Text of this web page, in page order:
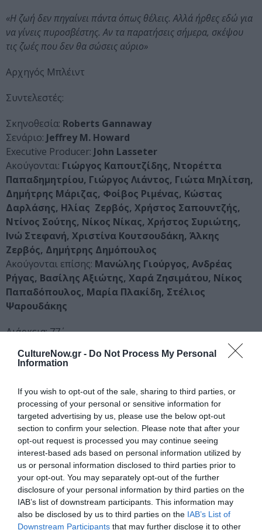
CultureNow.gr - Do Not Process My Personal
Information
If you wish to opt-out of the sale, sharing to third parties, or
processing of your personal or sensitive information for
targeted advertising by us, please use the below opt-out
section to confirm your selection. Please note that after your
opt-out request is processed you may continue seeing
interest-based ads based on personal information utilized by
us or personal information disclosed to third parties prior to
your opt-out. You may separately opt-out of the further
disclosure of your personal information by third parties on the
IAB’s list of downstream participants. This information may
also be disclosed by us to third parties on the IAB’s List of
Downstream Participants that may further disclose it to other
«Η ζωή δεν πηγαίνει πάντα όπως θέλεις. Αλλά ήρθες εδώ για
να γίνεις πυροσβέστης. Αν τα παρατήσεις σήμερα, σκέψου
τις ζωές που δεν θα σώσεις αύριο»
Αρχηγός Μπλέιντ
Συντελεστές:
Σκηνοθεσία: Roberts Gannaway
Σενάριο: Jeffrey M. Howard
Executive Producer: John Lasseter
Ακούγονται: Γιώργος Καπουτζίδης, Ντορέττα
Παπαδημητρίου, Γιώργος Λιάντος, Γιώτα Μηλίτση,
Δημήτρης Μάριζας, Φοίβος Ριμένας, Κώστας
Δαρλάσης, Ηλίας Ζερβός, Χρήστος Σαπουντζής,
Ντίνος Σούτης, Νίκος Νίκας, Χρήστος Συριώτης,
Ινώ Στεφανή, Χριστίνα Κουτσουδάκη, Άλκης
Ζερβός, Δημήτρης Δημόπουλος
Ακούγονται επίσης: Μανώλης Γιούργος, Ανδρέας
Ρήγας, Βασίλης Αξιώτης, Χαρά Ζησιμάτου, Νίκος
Παπαδόπουλος, Μαρία Πλακίδη, Στέλιος
Ψαρουδάκης
Διάρκεια: 77΄
Ταυτότητα
Πληροφορίες:28 Αυγούστου στους κινηματογράφους από
τη Feelgood σε 3D
Ακολουθήστε το Culturenow.gr στοGoogle Newsκαι
μάθετε πρώτοι όλες τις ειδήσεις
Δείτε όλα τατελευταία νέαγια την Τέχνη και τον
Πολιτισμό στοCulturenow.gr